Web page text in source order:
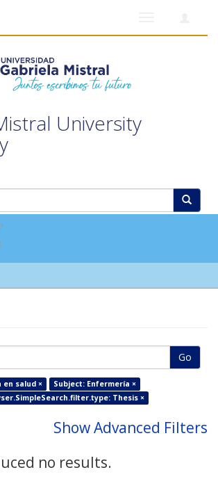
University
Go
en salud ×
Subject: Enfermería ×
Thesis ×
Show Advanced Filters
no results.